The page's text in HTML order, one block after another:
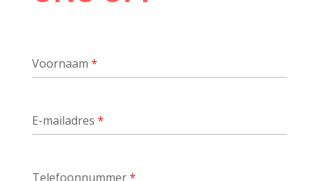
Voornaam *
E-mailadres *
Telefoonnummer*